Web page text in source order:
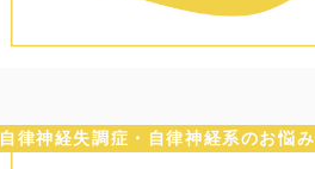
自律神経失調症・自律神経系のお悩み